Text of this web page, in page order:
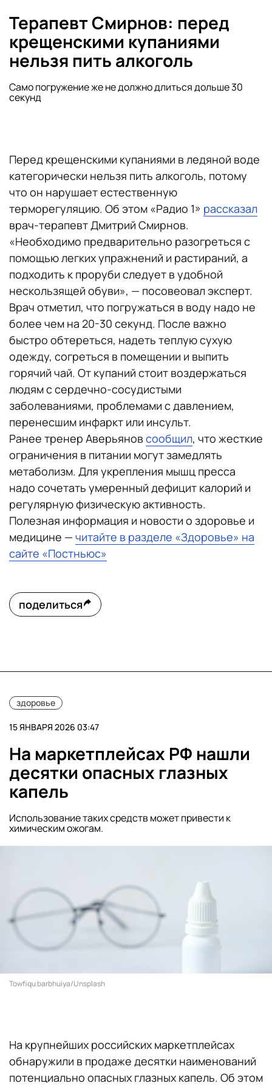
Терапевт Смирнов: перед
крещенскими купаниями
нельзя пить алкоголь
Само погружение же не должно длиться дольше 30
секунд
Перед крещенскими купаниями в ледяной воде
категорически нельзя пить алкоголь, потому
что он нарушает естественную
терморегуляцию. Об этом «Радио 1» рассказал
врач-терапевт Дмитрий Смирнов.
«Необходимо предварительно разогреться с
помощью легких упражнений и растираний, а
подходить к проруби следует в удобной
нескользящей обуви», — посовеовал эксперт.
Врач отметил, что погружаться в воду надо не
более чем на 20-30 секунд. После важно
быстро обтереться, надеть теплую сухую
одежду, согреться в помещении и выпить
горячий чай. От купаний стоит воздержаться
людям с сердечно-сосудистыми
заболеваниями, проблемами с давлением,
перенесшим инфаркт или инсульт.
Ранее тренер Аверьянов сообщил, что жесткие
ограничения в питании могут замедлять
метаболизм. Для укрепления мышц пресса
надо сочетать умеренный дефицит калорий и
регулярную физическую активность.
Полезная информация и новости о здоровье и
медицине — читайте в разделе «Здоровье» на
сайте «Постньюс»
поделиться
здоровье
15 ЯНВАРЯ 2026 03:47
На маркетплейсах РФ нашли
десятки опасных глазных
капель
Использование таких средств может привести к
химическим ожогам.
Towfiqu barbhuiya/Unsplash
На крупнейших российских маркетплейсах
обнаружили в продаже десятки наименований
потенциально опасных глазных капель. Об этом